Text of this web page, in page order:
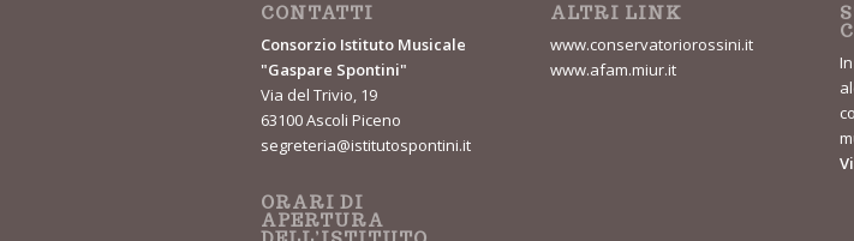
CONTATTI
Consorzio Istituto Musicale
"Gaspare Spontini"
Via del Trivio, 19
63100 Ascoli Piceno
segreteria@istitutospontini.it
ORARI DI
APERTURA
ALTRI LINK
www.conservatoriorossini.it
www.afam.miur.it